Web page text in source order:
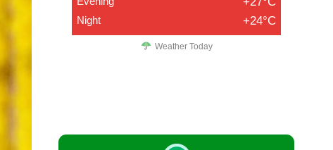
Night +24°C
Weather Today